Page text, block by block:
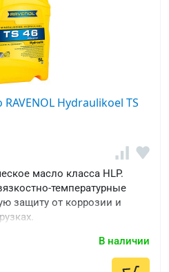
Hydraulikoel TS
масло класса HLP.
температурные
защиту от коррозии и
В наличии